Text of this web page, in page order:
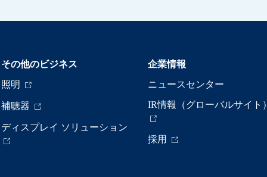
その他のビジネス
照明
補聴器
ディスプレイ ソリューション
企業情報
ニュースセンター
IR情報（グローバルサイト）
採用